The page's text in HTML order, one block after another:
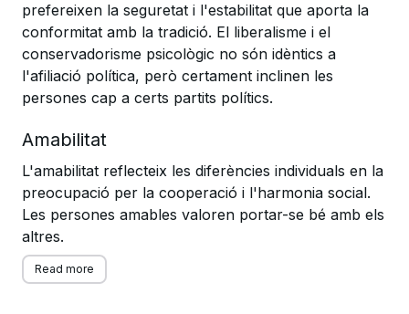
prefereixen la seguretat i l'estabilitat que aporta la
conformitat amb la tradició. El liberalisme i el
conservadorisme psicològic no són idèntics a
l'afiliació política, però certament inclinen les
persones cap a certs partits polítics.
Amabilitat
L'amabilitat reflecteix les diferències individuals en la
preocupació per la cooperació i l'harmonia social.
Les persones amables valoren portar-se bé amb els
altres.
Read more